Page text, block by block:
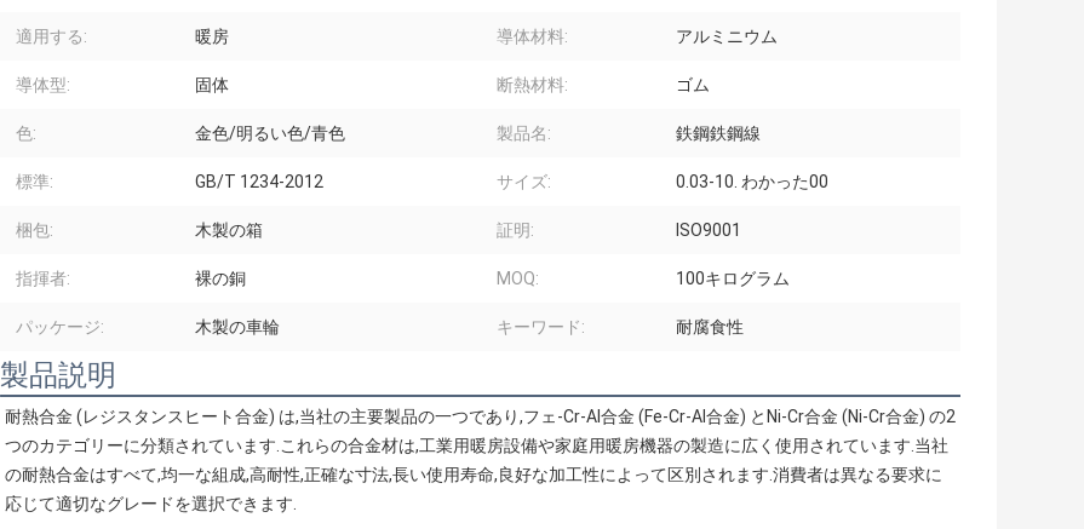
適用する: 暖房 導体材料: アルミニウム
導体型: 固体 断熱材料: ゴム
色: 金色/明るい色/青色 製品名: 鉄鋼鉄鋼線
標準: GB/T 1234-2012 サイズ: 0.03-10. わかった00
梱包: 木製の箱 証明: ISO9001
指揮者: 裸の銅 MOQ: 100キログラム
パッケージ: 木製の車輪 キーワード: 耐腐食性
製品説明
耐熱合金 (レジスタンスヒート合金) は,当社の主要製品の一つであり,フェ-Cr-Al合金 (Fe-Cr-Al合金) とNi-Cr合金 (Ni-Cr合金) の2
つのカテゴリーに分類されています.これらの合金材は,工業用暖房設備や家庭用暖房機器の製造に広く使用されています.当社
の耐熱合金はすべて,均一な組成,高耐性,正確な寸法,長い使用寿命,良好な加工性によって区別されます.消費者は異なる要求に
応じて適切なグレードを選択できます.